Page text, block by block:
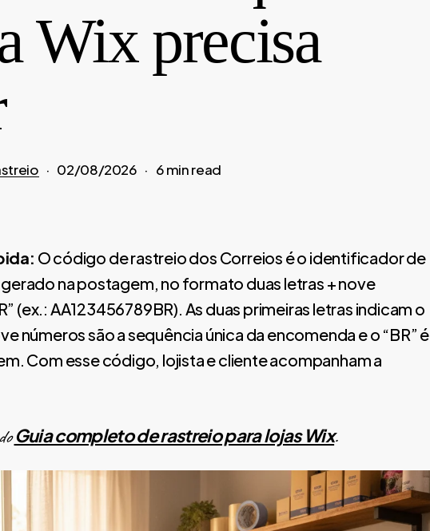
Wix precisa
02/08/2026 6 min read
O código de rastreio dos Correios é o identificador de
na postagem, no formato duas letras + nove
(ex.: AA123456789BR). As duas primeiras letras indicam o
números são a sequência única da encomenda e o “BR” é
Com esse código, lojista e cliente acompanham a
Guia completo de rastreio para lojas Wix.